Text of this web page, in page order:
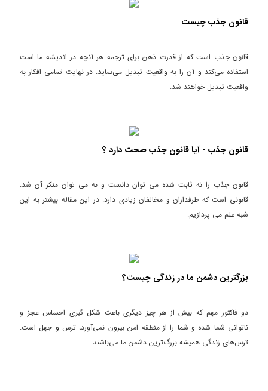
قانون جذب چیست
قانون جذب است که از قدرت ذهن برای ترجمه هر آنچه در اندیشه ما است
استفاده می‌کند و آن را به واقعیت تبدیل می‌نماید. در نهایت تمامی افکار به
واقعیت تبدیل خواهند شد.
قانون جذب - آیا قانون جذب صحت دارد ؟
قانون جذب را نه ثابت شده می توان دانست و نه می توان منکر آن شد.
قانونی است که طرفداران و مخالفان زیادی دارد. در این مقاله بیشتر به این
شبه علم می پردازیم.
بزرگترین دشمن ما در زندگی چیست؟
دو فاکتور مهم که بیش از هر چیز دیگری باعث شکل گیری احساس عجز و
ناتوانی شما شده و شما را از منطقه امن بیرون نمی‌آورد، ترس و جهل است.
ترس‌های زندگی همیشه بزرگ‌ترین دشمن ما می‌باشند.